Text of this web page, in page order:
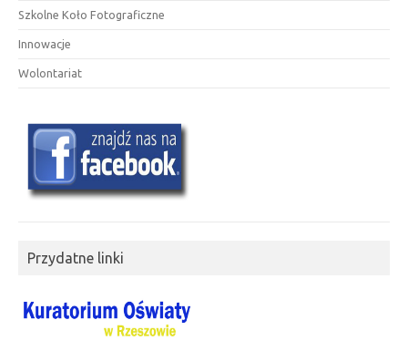
Szkolne Koło Fotograficzne
Innowacje
Wolontariat
Przydatne linki